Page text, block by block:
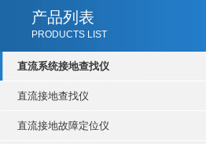
产品列表
PRODUCTS LIST
直流系统接地查找仪
直流接地查找仪
直流接地故障定位仪